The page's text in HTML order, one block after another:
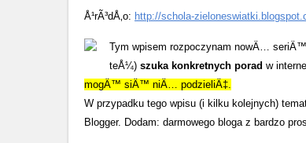
Å¹rÃ³dÅ‚o: http://schola-
Tym wpisem rozpoczynam nowÄ…
teÅ¼) szuka konkretnych porad w
mogÄ™ siÄ™ niÄ… podzieliÄ‡.
W przypadku tego wpisu (i kilku kolejnych)
Blogger. Dodam: darmowego bloga z bardzo